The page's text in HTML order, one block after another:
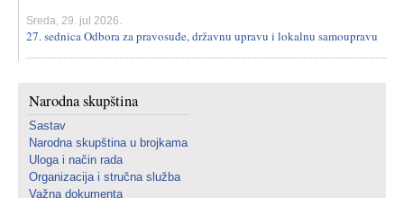
Sreda, 29. jul 2026.
27. sednica Odbora za pravosuđe, državnu upravu i lokalnu samoupravu
Narodna skupština
Sastav
Narodna skupština u brojkama
Uloga i način rada
Organizacija i stručna služba
Važna dokumenta